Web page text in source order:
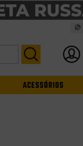
ACESSÓRIOS